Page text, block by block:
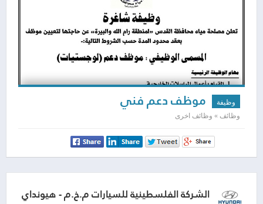
وظيفة موظف دعم فني
وظائف » وظائف اخرى
الشركة الفلسطينية للسيارات م.خ.م - هيونداي